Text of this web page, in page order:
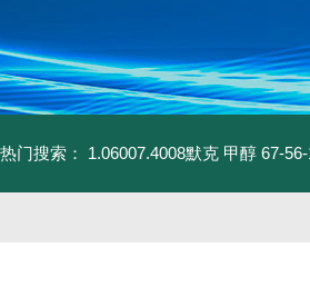
热门搜索： 1.06007.4008默克 甲醇 67-